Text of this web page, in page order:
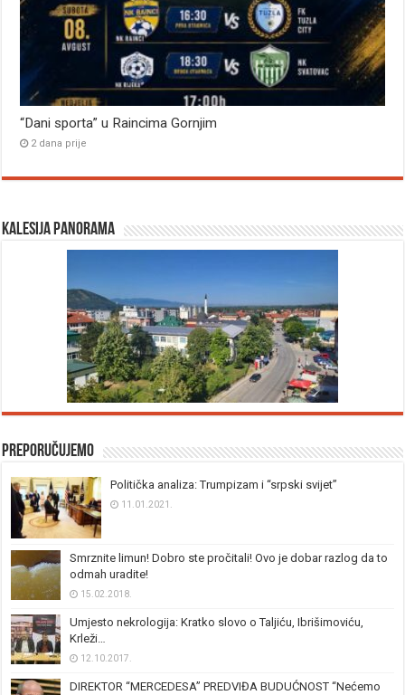
“Dani sporta” u Raincima Gornjim
2 dana prije
Kalesija panorama
Preporučujemo
Politička analiza: Trumpizam i “srpski svijet”
11.01.2021.
Smrznite limun! Dobro ste pročitali! Ovo je dobar razlog da to
odmah uradite!
15.02.2018.
Umjesto nekrologija: Kratko slovo o Taljiću, Ibrišimoviću,
Krleži…
12.10.2017.
DIREKTOR “MERCEDESA” PREDVIĐA BUDUĆNOST “Nećemo